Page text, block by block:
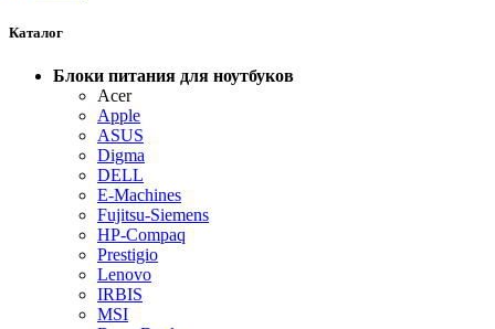
Каталог
Блоки питания для ноутбуков
Acer
Apple
ASUS
Digma
DELL
E-Machines
Fujitsu-Siemens
HP-Compaq
Prestigio
Lenovo
IRBIS
MSI